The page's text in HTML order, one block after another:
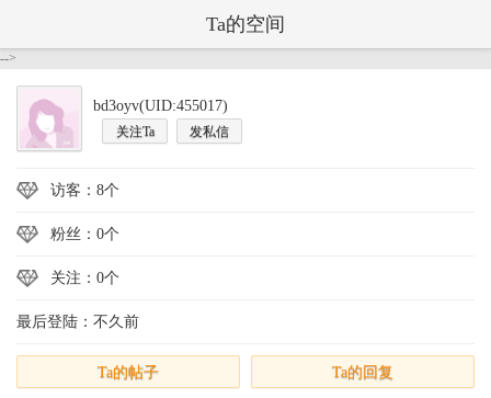
Ta的空间
-->
bd3oyv(UID:455017)
关注Ta 发私信
访客：8个
粉丝：0个
关注：0个
最后登陆：不久前
Ta的帖子 Ta的回复